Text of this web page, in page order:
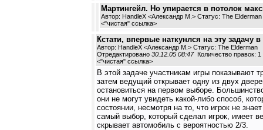
Мартингейл. Но упирается в потолок
Автор: HandleX <Александр М.> Статус: The Elderman
<"чистая" ссылка>
Кстати, впервые наткунлся на эту
Автор: HandleX <Александр М.> Статус: The Elderman
Отредактировано 30.12.05 08:47Количество правок: 1
<"чистая" ссылка>
В этой задаче участникам игры показывают
затем ведущий открывает одну из двух
остановиться на первом выборе.
они не могут увидеть какой-либо способ,
состоянии, несмотря на то, что игрок не
самый выбор, который сделал игрок, имеет
скрывает автомобиль с вероятностью 2/3.